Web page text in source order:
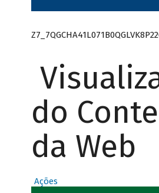
do
da Web
Ações